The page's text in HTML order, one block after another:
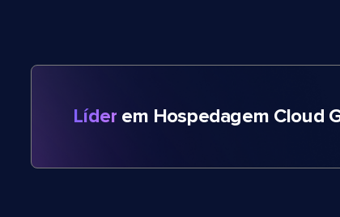
Líder em Hospedagem Cloud